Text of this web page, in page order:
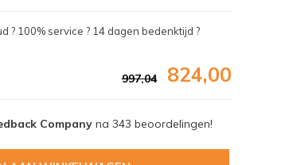
? 100% service ? 14 dagen bedenktijd ?
997,04 824,00
Companyna 343 beoordelingen!